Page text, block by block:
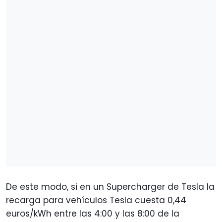
De este modo, si en un Supercharger de Tesla la
recarga para vehículos Tesla cuesta 0,44
euros/kWh entre las 4:00 y las 8:00 de la